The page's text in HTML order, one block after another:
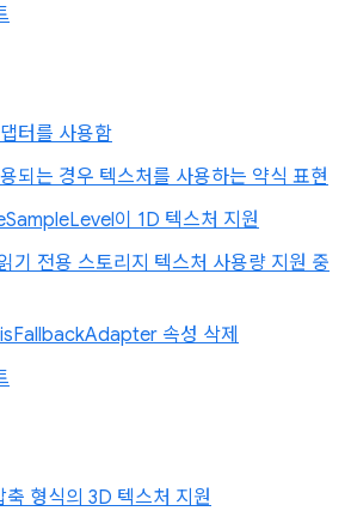
터를 사용함
되는 경우 텍스처를 사용하는 약식 표현
이 1D 텍스처 지원
전용 스토리지 텍스처 사용량 지원 중
속성 삭제
형식의 3D 텍스처 지원